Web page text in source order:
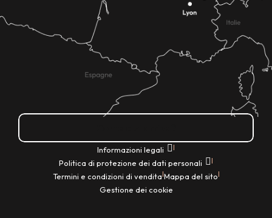
Informazioni legali |
Politica di protezione dei dati personali |
Termini e condizioni di vendita|Mappa del sito|
Gestione dei cookie